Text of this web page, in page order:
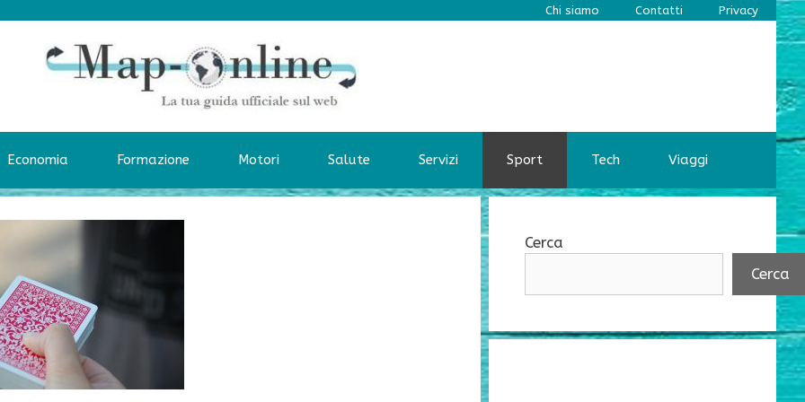
Chi siamo Contatti Privacy
Economia Formazione Motori Salute Servizi Sport Tech Viaggi
Cerca
Cerca